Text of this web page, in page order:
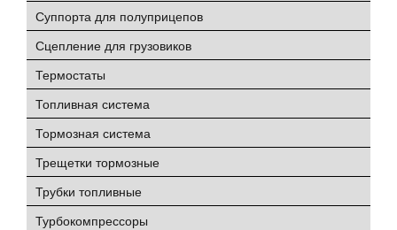
Суппорта для полуприцепов
Сцепление для грузовиков
Термостаты
Топливная система
Тормозная система
Трещетки тормозные
Трубки топливные
Турбокомпрессоры